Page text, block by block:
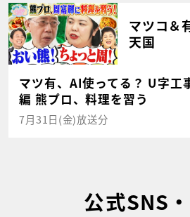
マツコ＆
天国
マツ有、AI使ってる？ U字工
編 熊プロ、料理を習う
7月31日(金)放送分
公式SNS